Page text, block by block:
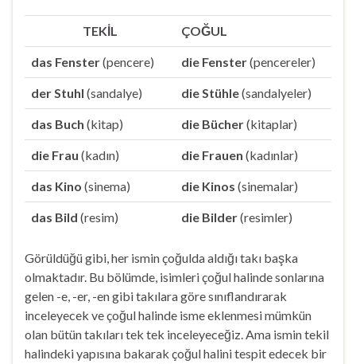
TEKİL ÇOĞUL
das Fenster(pencere) die Fenster(pencereler)
der Stuhl (sandalye) die Stühle(sandalyeler)
das Buch (kitap) die Bücher(kitaplar)
die Frau (kadın) die Frauen (kadınlar)
das Kino (sinema) die Kinos (sinemalar)
das Bild (resim) die Bilder(resimler)
Görüldüğü gibi, her ismin çoğulda aldığı takı başka
olmaktadır. Bu bölümde, isimleri çoğul halinde sonlarına
gelen -e, -er, -en gibi takılara göre sınıflandırarak
inceleyecek ve çoğul halinde isme eklenmesi mümkün
olan bütün takıları tek tek inceleyeceğiz. Ama ismin tekil
halindeki yapısına bakarak çoğul halini tespit edecek bir